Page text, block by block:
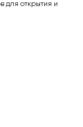
для открытия и